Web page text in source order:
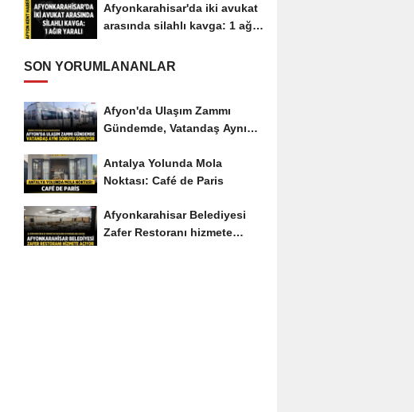
Afyonkarahisar'da iki avukat
arasında silahlı kavga: 1 ağır
SON YORUMLANANLAR
Afyon'da Ulaşım Zammı
Gündemde, Vatandaş Aynı
Antalya Yolunda Mola
Noktası: Café de Paris
Afyonkarahisar Belediyesi
Zafer Restoranı hizmete